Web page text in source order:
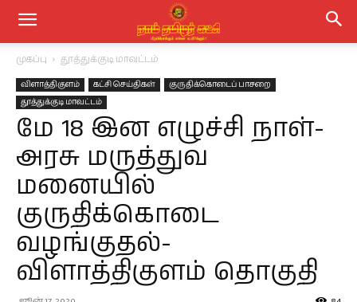
முகப்பு தூத்துக்குடி மாவட்டம்
விளாத்திகுளம் கட்சி செய்திகள்
குருதிக்கொடைப் பாசறை
தூத்துக்குடி மாவட்டம்
மே 18 இன எழுச்சி நாள்-
அரசு மருத்துவ
மனையில்
குருதிக்கொடை
வழங்குதல்-
விளாத்திகுளம் தொகுதி